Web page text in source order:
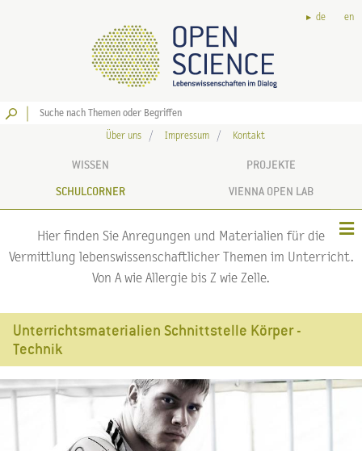
de en
Über uns Impressum Kontakt
WISSEN PROJEKTE
SCHULCORNER VIENNA OPEN LAB
Hier finden Sie Anregungen und Materialien für die
Vermittlung lebenswissenschaftlicher Themen im Unterricht.
Von A wie Allergie bis Z wie Zelle.
Unterrichtsmaterialien Schnittstelle Körper -
Technik